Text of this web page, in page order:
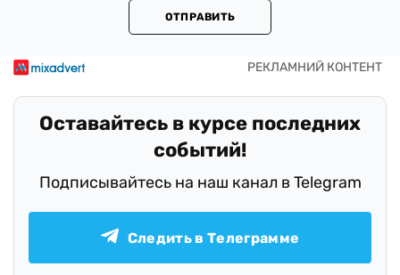
ОТПРАВИТЬ
Оставайтесь в курсе последних
событий!
Подписывайтесь на наш канал в Telegram
Следить в Телеграмме